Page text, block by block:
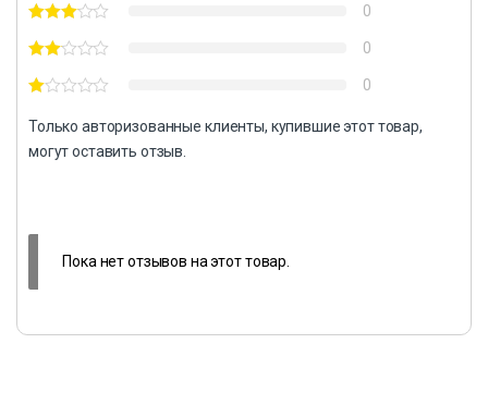
0
0
0
Только авторизованные клиенты, купившие этот товар,
могут оставить отзыв.
Пока нет отзывов на этот товар.